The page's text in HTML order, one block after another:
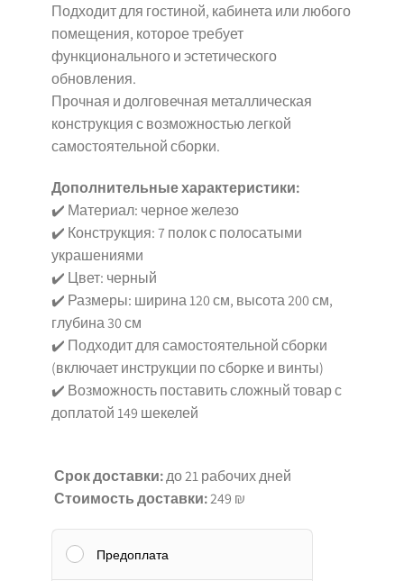
Подходит для гостиной, кабинета или любого
помещения, которое требует
функционального и эстетического
обновления.
Прочная и долговечная металлическая
конструкция с возможностью легкой
самостоятельной сборки.
Дополнительные характеристики:
✔️ Материал: черное железо
✔️ Конструкция: 7 полок с полосатыми
украшениями
✔️ Цвет: черный
✔️ Размеры: ширина 120 см, высота 200 см,
глубина 30 см
✔️ Подходит для самостоятельной сборки
(включает инструкции по сборке и винты)
✔️ Возможность поставить сложный товар с
доплатой 149 шекелей
Срок доставки:до 21 рабочих дней
Стоимость доставки:249 ₪
Предоплата